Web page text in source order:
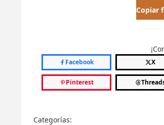
Copiar
Facebook X
Pinterest
Categorías: